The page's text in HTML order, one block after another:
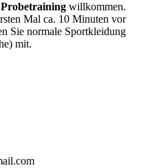
Probetraining willkommen.
Mal ca. 10 Minuten vor
Sie normale Sportkleidung
mit.